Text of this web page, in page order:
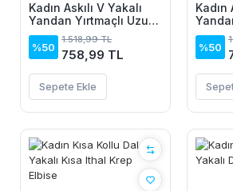
Kadın Askılı V Yakalı
Yandan Yırtmaçlı Uzun
Viskon Elbise
%50
1.518,99 TL
758,99 TL
Sepete Ekle
Kadın
%50